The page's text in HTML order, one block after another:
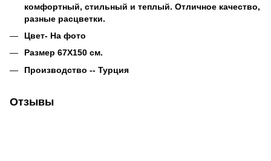
комфортный, стильный и теплый. Отличное качество,
разные расцветки.
Цвет- На фото
Размер 67Х150 см.
Производство -- Турция
Отзывы